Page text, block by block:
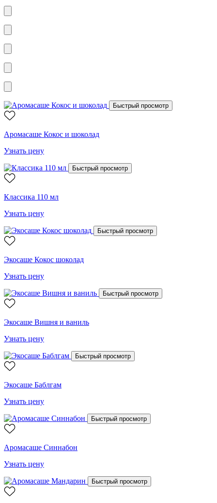
Быстрый просмотр
Аромасаше Кокос и шоколад
Узнать цену
Быстрый просмотр
Классика 110 мл
Узнать цену
Быстрый просмотр
Экосаше Кокос шоколад
Узнать цену
Быстрый просмотр
Экосаше Вишня и ваниль
Узнать цену
Быстрый просмотр
Экосаше Баблгам
Узнать цену
Быстрый просмотр
Аромасаше Синнабон
Узнать цену
Быстрый просмотр